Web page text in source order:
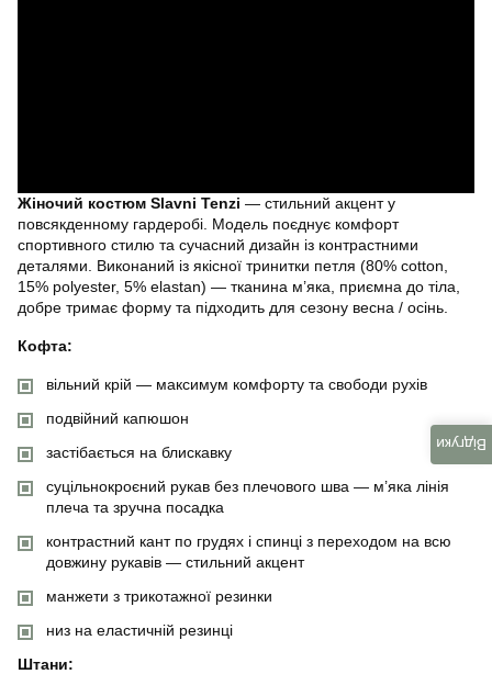
Жіночий костюм Slavni Tenzi — стильний акцент у
повсякденному гардеробі. Модель поєднує комфорт
спортивного стилю та сучасний дизайн із контрастними
деталями. Виконаний із якісної тринитки петля (80% cotton,
15% polyester, 5% elastan) — тканина м’яка, приємна до тіла,
добре тримає форму та підходить для сезону весна / осінь.
Кофта:
вільний крій — максимум комфорту та свободи рухів
подвійний капюшон
застібається на блискавку
суцільнокроєний рукав без плечового шва — м’яка лінія
плеча та зручна посадка
контрастний кант по грудях і спинці з переходом на всю
довжину рукавів — стильний акцент
манжети з трикотажної резинки
низ на еластичній резинці
Штани:
Відгуки